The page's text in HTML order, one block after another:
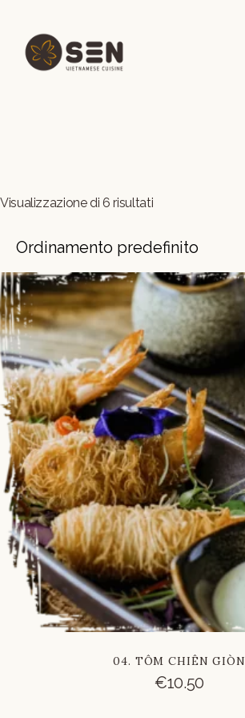
content
Visualizzazione di 6 risultati
04. TÔM CHIÊN GIÒN
€10.50